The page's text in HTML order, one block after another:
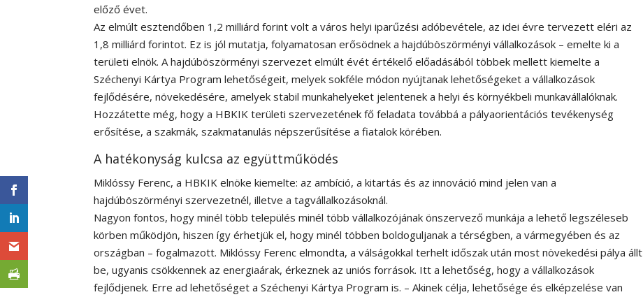
előző évet.
Az elmúlt esztendőben 1,2 milliárd forint volt a város helyi iparűzési adóbevétele, az idei évre tervezett eléri az
1,8 milliárd forintot. Ez is jól mutatja, folyamatosan erősödnek a hajdúböszörményi vállalkozások – emelte ki a
területi elnök. A hajdúböszörményi szervezet elmúlt évét értékelő előadásából többek mellett kiemelte a
Széchenyi Kártya Program lehetőségeit, melyek sokféle módon nyújtanak lehetőségeket a vállalkozások
fejlődésére, növekedésére, amelyek stabil munkahelyeket jelentenek a helyi és környékbeli munkavállalóknak.
Hozzátette még, hogy a HBKIK területi szervezetének fő feladata továbbá a pályaorientációs tevékenység
erősítése, a szakmák, szakmatanulás népszerűsítése a fiatalok körében.
A hatékonyság kulcsa az együttműködés
Miklóssy Ferenc, a HBKIK elnöke kiemelte: az ambíció, a kitartás és az innováció mind jelen van a
hajdúböszörményi szervezetnél, illetve a tagvállalkozásoknál.
Nagyon fontos, hogy minél több település minél több vállalkozójának önszervező munkája a lehető legszéleseb
körben működjön, hiszen így érhetjük el, hogy minél többen boldoguljanak a térségben, a vármegyében és az
országban – fogalmazott. Miklóssy Ferenc elmondta, a válságokkal terhelt időszak után most növekedési pálya állt
be, ugyanis csökkennek az energiaárak, érkeznek az uniós források. Itt a lehetőség, hogy a vállalkozások
fejlődjenek. Erre ad lehetőséget a Széchenyi Kártya Program is. – Akinek célja, lehetősége és elképzelése van